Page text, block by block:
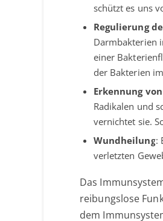
schützt es uns
Regulierung
Darmbakterien
einer
der Bakterien
Erkennung
Radikalen und
vernichtet sie.
Wundheilung:
verletzten
Das
reibungslose
dem